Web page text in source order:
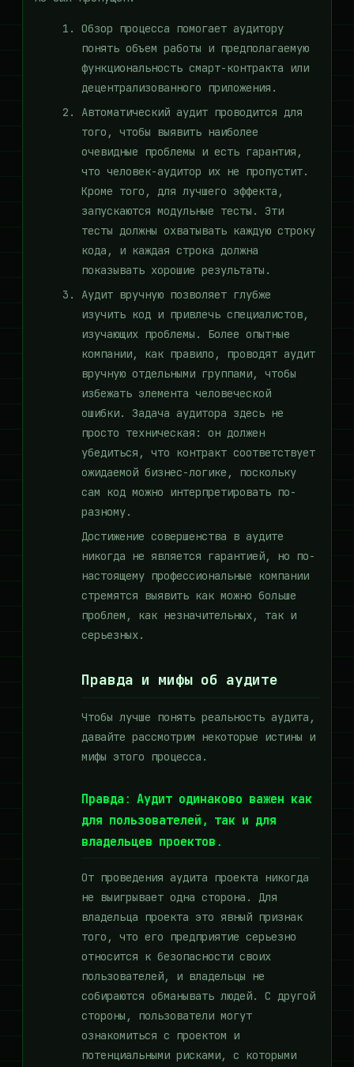
Обзор процесса помогает аудитору
понять объем работы и предполагаемую
функциональность смарт-контракта или
децентрализованного приложения.
Автоматический аудит проводится для
того, чтобы выявить наиболее
очевидные проблемы и есть гарантия,
что человек-аудитор их не пропустит.
Кроме того, для лучшего эффекта,
запускаются модульные тесты. Эти
тесты должны охватывать каждую строку
кода, и каждая строка должна
показывать хорошие результаты.
Аудит вручную позволяет глубже
изучить код и привлечь специалистов,
изучающих проблемы. Более опытные
компании, как правило, проводят аудит
вручную отдельными группами, чтобы
избежать элемента человеческой
ошибки. Задача аудитора здесь не
просто техническая: он должен
убедиться, что контракт соответствует
ожидаемой бизнес-логике, поскольку
сам код можно интерпретировать по-
разному.
Достижение совершенства в аудите
никогда не является гарантией, но по-
настоящему профессиональные компании
стремятся выявить как можно больше
проблем, как незначительных, так и
серьезных.
Правда и мифы об аудите
Чтобы лучше понять реальность аудита,
давайте рассмотрим некоторые истины и
мифы этого процесса.
Правда: Аудит одинаково важен как
для пользователей, так и для
владельцев проектов.
От проведения аудита проекта никогда
не выигрывает одна сторона. Для
владельца проекта это явный признак
того, что его предприятие серьезно
относится к безопасности своих
пользователей, и владельцы не
собираются обманывать людей. С другой
стороны, пользователи могут
ознакомиться с проектом и
потенциальными рисками, с которыми